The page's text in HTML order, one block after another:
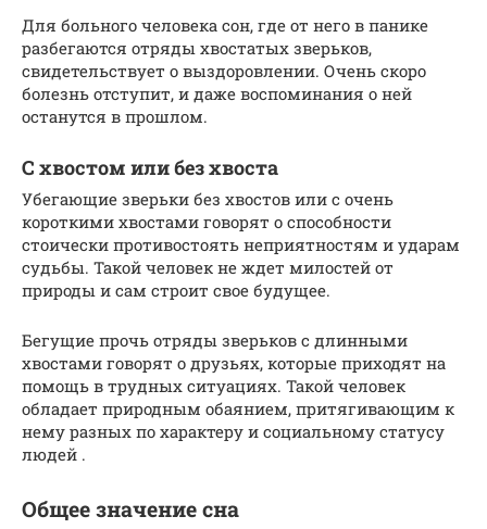
Для больного человека сон, где от него в панике
разбегаются отряды хвостатых зверьков,
свидетельствует о выздоровлении. Очень скоро
болезнь отступит, и даже воспоминания о ней
останутся в прошлом.
С хвостом или без хвоста
Убегающие зверьки без хвостов или с очень
короткими хвостами говорят о способности
стоически противостоять неприятностям и ударам
судьбы. Такой человек не ждет милостей от
природы и сам строит свое будущее.
Бегущие прочь отряды зверьков с длинными
хвостами говорят о друзьях, которые приходят на
помощь в трудных ситуациях. Такой человек
обладает природным обаянием, притягивающим к
нему разных по характеру и социальному статусу
людей .
Общее значение сна